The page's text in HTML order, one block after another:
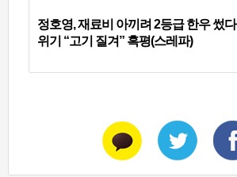
정호영, 재료비 아끼려 2등급 한우 썼다
위기 “고기 질겨” 혹평(스레파)